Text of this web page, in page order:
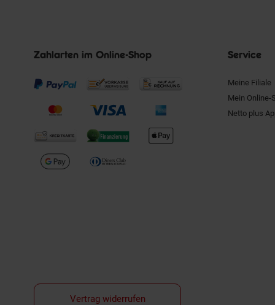
Zahlarten im Online-Shop Service
Meine Filiale
Mein Online-
Netto plus
Vertrag widerrufen